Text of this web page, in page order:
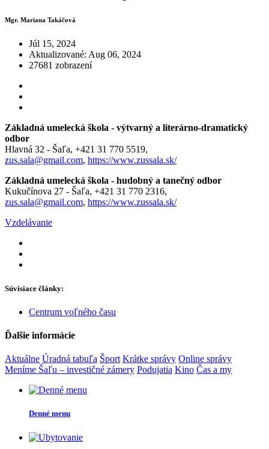
Mgr. Mariana Takáčová
Júl 15, 2024
Aktualizované: Aug 06, 2024
27681 zobrazení
Základná umelecká škola - výtvarný a literárno-dramatický
odbor
Hlavná 32 - Šaľa, +421 31 770 5519,
zus.sala@gmail.com, https://www.zussala.sk/
Základná umelecká škola - hudobný a tanečný odbor
Kukučínova 27 - Šaľa, +421 31 770 2316,
zus.sala@gmail.com, https://www.zussala.sk/
Vzdelávanie
Súvisiace články:
Centrum voľného času
Ďalšie informácie
Aktuálne Úradná tabuľa Šport Krátke správy Online správy
Meníme Šaľu – investičné zámery Podujatia Kino Čas a my
Denné menu